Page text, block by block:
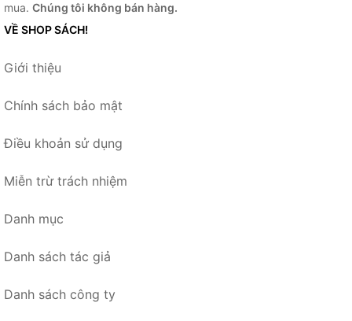
mua. Chúng tôi không bán hàng.
VỀ SHOP SÁCH!
Giới thiệu
Chính sách bảo mật
Điều khoản sử dụng
Miễn trừ trách nhiệm
Danh mục
Danh sách tác giả
Danh sách công ty